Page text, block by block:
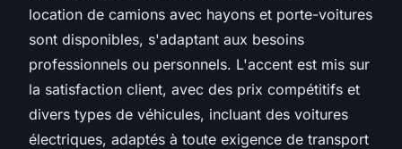
location de camions avec hayons et porte-voitures
sont disponibles, s'adaptant aux besoins
professionnels ou personnels. L'accent est mis sur
la satisfaction client, avec des prix compétitifs et
divers types de véhicules, incluant des voitures
électriques, adaptés à toute exigence de transport